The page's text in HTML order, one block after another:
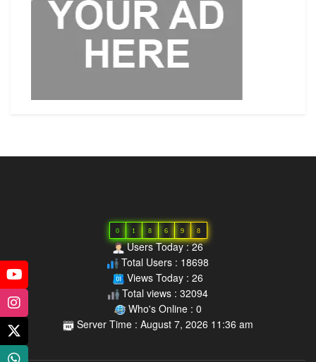
0 1 8 6 9 8
Users Today : 26
Total Users : 18698
Views Today : 26
Total views : 32094
Who's Online : 0
Server Time : August 7, 2026 11:36 am